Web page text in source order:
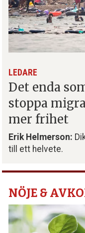
LEDARE
Det enda
stoppa
mer frihet
Erik Helmerson:
till ett helvete.
NÖJE &